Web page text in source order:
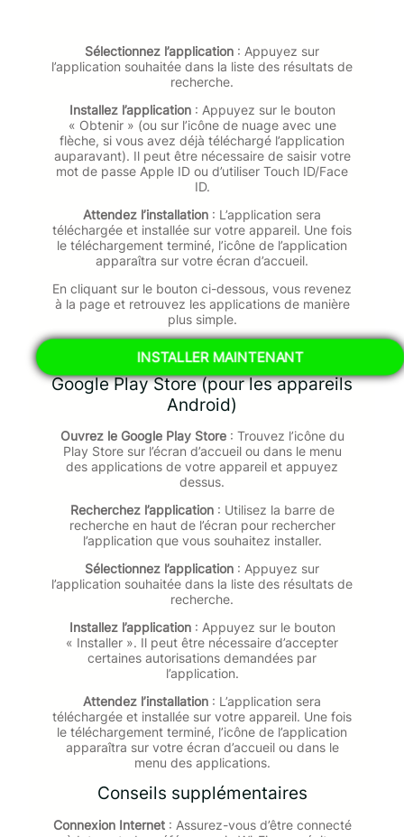
Sélectionnez l’application : Appuyez sur
l’application souhaitée dans la liste des résultats de
recherche.
Installez l’application: Appuyez sur le bouton
« Obtenir » (ou sur l’icône de nuage avec une
flèche, si vous avez déjà téléchargé l’application
auparavant). Il peut être nécessaire de saisir votre
mot de passe Apple ID ou d’utiliser Touch ID/Face
ID.
Attendez l’installation : L’application sera
téléchargée et installée sur votre appareil. Une fois
le téléchargement terminé, l’icône de l’application
apparaîtra sur votre écran d’accueil.
En cliquant sur le bouton ci-dessous, vous revenez
à la page et retrouvez les applications de manière
plus simple.
INSTALLER MAINTENANT
Google Play Store (pour les appareils
Android)
Ouvrez le Google Play Store: Trouvez l’icône du
Play Store sur l’écran d’accueil ou dans le menu
des applications de votre appareil et appuyez
dessus.
Recherchez l’application: Utilisez la barre de
recherche en haut de l’écran pour rechercher
l’application que vous souhaitez installer.
Sélectionnez l’application : Appuyez sur
l’application souhaitée dans la liste des résultats de
recherche.
Installez l’application: Appuyez sur le bouton
« Installer ». Il peut être nécessaire d’accepter
certaines autorisations demandées par
l’application.
Attendez l’installation : L’application sera
téléchargée et installée sur votre appareil. Une fois
le téléchargement terminé, l’icône de l’application
apparaîtra sur votre écran d’accueil ou dans le
menu des applications.
Conseils supplémentaires
Connexion Internet: Assurez-vous d’être connecté